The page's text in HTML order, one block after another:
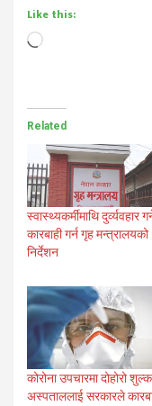
Like this:
Loading…
Related
स्वास्थ्यकर्मीमाथि दुर्व्यवहार
कारबाही गर्न गृह मन्त्रालयको
निर्देशन
कोरोना उपचारमा दोहोरो
अस्पताललाई सरकारले